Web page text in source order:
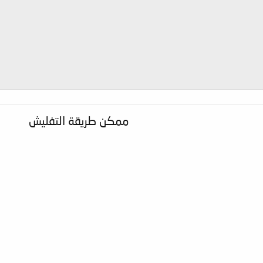
ممكن طريقة التفليش